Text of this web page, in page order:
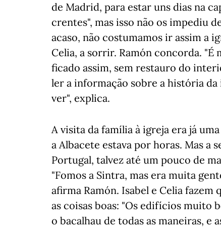
de Madrid, para estar uns dias na
crentes", mas isso não os impediu
acaso, não costumamos ir assim a
Celia, a sorrir. Ramón concorda.
ficado assim, sem restauro do
ler a informação sobre a história
ver", explica.
A visita da família à igreja era já
a Albacete estava por horas. Mas a
Portugal, talvez até um pouco de
"Fomos a Sintra, mas era muita
afirma Ramón. Isabel e Celia fazem
as coisas boas: "Os edifícios muito
o bacalhau de todas as maneiras, e